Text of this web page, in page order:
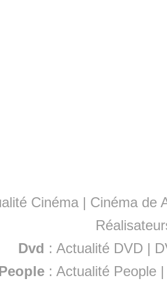
Cinéma | Cinéma de
Dvd : Actualité DVD |
:Actualité People